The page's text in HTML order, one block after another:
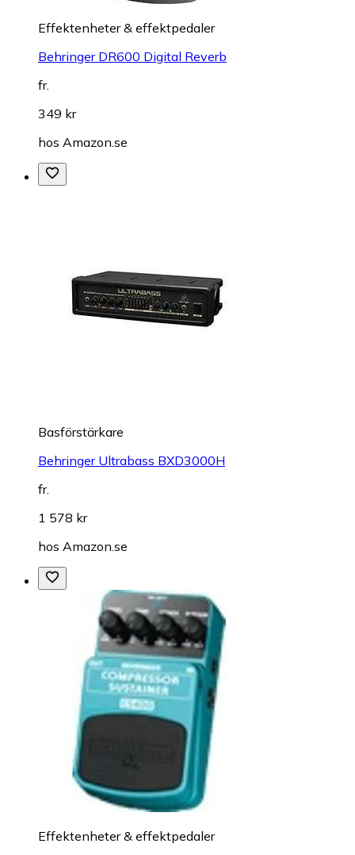
Effektenheter & effektpedaler
Behringer DR600 Digital Reverb
fr.
349 kr
hos Amazon.se
Basförstärkare
Behringer Ultrabass BXD3000H
fr.
1 578 kr
hos Amazon.se
Effektenheter & effektpedaler